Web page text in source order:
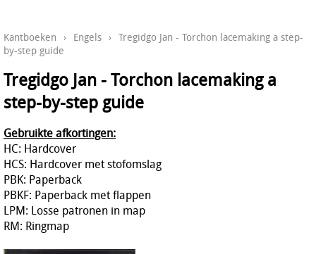
Kantboeken › Engels › Tregidgo Jan - Torchon lacemaking a step-
by-step guide
Tregidgo Jan - Torchon lacemaking a
step-by-step guide
Gebruikte afkortingen:
HC: Hardcover
HCS: Hardcover met stofomslag
PBK: Paperback
PBKF: Paperback met flappen
LPM: Losse patronen in map
RM: Ringmap